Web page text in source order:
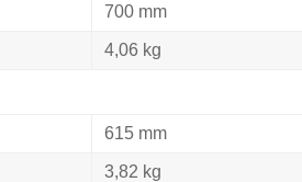
700 mm
4,06 kg
615 mm
3,82 kg